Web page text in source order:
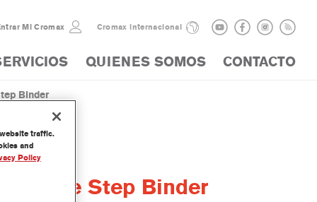
Mi Cromax Cromax internacional
QUIENES SOMOS CONTACTO
Binder
One Step Binder
traffic.
and
Policy